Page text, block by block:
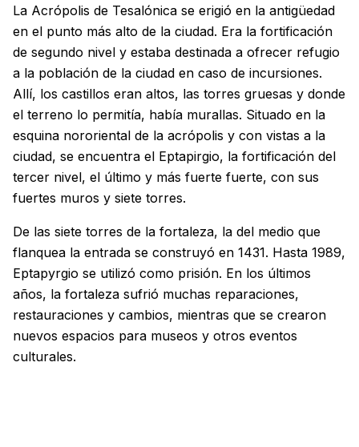
La Acrópolis de Tesalónica se erigió en la antigüedad
en el punto más alto de la ciudad. Era la fortificación
de segundo nivel y estaba destinada a ofrecer refugio
a la población de la ciudad en caso de incursiones.
Allí, los castillos eran altos, las torres gruesas y donde
el terreno lo permitía, había murallas. Situado en la
esquina nororiental de la acrópolis y con vistas a la
ciudad, se encuentra el Eptapirgio, la fortificación del
tercer nivel, el último y más fuerte fuerte, con sus
fuertes muros y siete torres.
De las siete torres de la fortaleza, la del medio que
flanquea la entrada se construyó en 1431. Hasta 1989,
Eptapyrgio se utilizó como prisión. En los últimos
años, la fortaleza sufrió muchas reparaciones,
restauraciones y cambios, mientras que se crearon
nuevos espacios para museos y otros eventos
culturales.